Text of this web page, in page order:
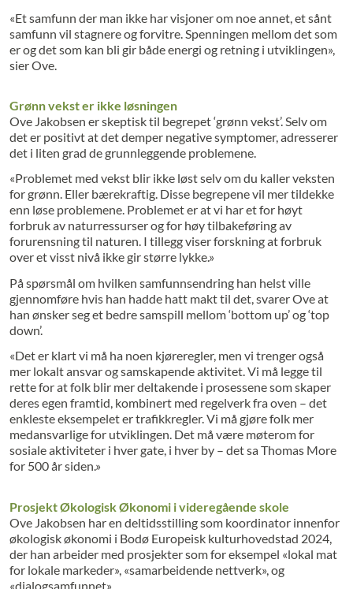
«Et samfunn der man ikke har visjoner om noe annet, et sånt
samfunn vil stagnere og forvitre. Spenningen mellom det som
er og det som kan bli gir både energi og retning i utviklingen»,
sier Ove.
Grønn vekst er ikke løsningen
Ove Jakobsen er skeptisk til begrepet ‘grønn vekst’. Selv om
det er positivt at det demper negative symptomer, adresserer
det i liten grad de grunnleggende problemene.
«Problemet med vekst blir ikke løst selv om du kaller veksten
for grønn. Eller bærekraftig. Disse begrepene vil mer tildekke
enn løse problemene. Problemet er at vi har et for høyt
forbruk av naturressurser og for høy tilbakeføring av
forurensning til naturen. I tillegg viser forskning at forbruk
over et visst nivå ikke gir større lykke.»
På spørsmål om hvilken samfunns­endring han helst ville
gjennomføre hvis han hadde hatt makt til det, svarer Ove at
han ønsker seg et bedre samspill mellom ‘bottom up’ og ‘top
down’.
«Det er klart vi må ha noen kjøreregler, men vi trenger også
mer lokalt ansvar og samskapende aktivitet. Vi må legge til
rette for at folk blir mer deltakende i prosessene som skaper
deres egen framtid, kombinert med regelverk fra oven – det
enkleste eksempelet er trafikkregler. Vi må gjøre folk mer
medansvarlige for utviklingen. Det må være møterom for
sosiale aktiviteter i hver gate, i hver by – det sa Thomas More
for 500 år siden.»
Prosjekt Økologisk Økonomi i videregående skole
Ove Jakobsen har en deltidsstilling som koordinator innenfor
økologisk økonomi i Bodø Europeisk kulturhovedstad 2024,
der han arbeider med prosjekter som for eksempel «lokal mat
for lokale markeder», «samarbeidende nettverk», og
«dialogsamfunnet».